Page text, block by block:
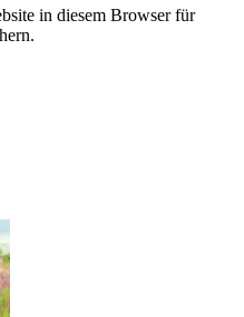
in diesem Browser für